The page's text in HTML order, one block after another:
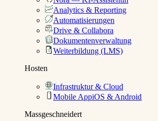
Analytics & Reporting
Automatisierungen
Drive & Collabora
Dokumentenverwaltung
Weiterbildung (LMS)
Hosten
Infrastruktur & Cloud
Mobile AppiOS & Android
Massgeschneidert